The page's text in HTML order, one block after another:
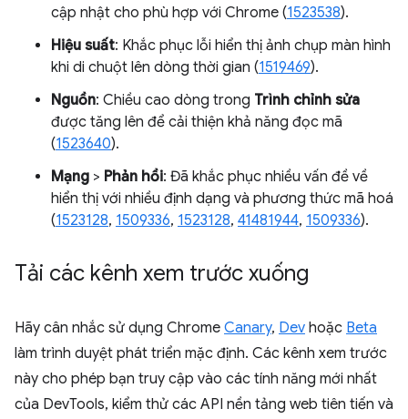
cập nhật cho phù hợp với Chrome (1523538).
Hiệu suất: Khắc phục lỗi hiển thị ảnh chụp màn hình
khi di chuột lên dòng thời gian (1519469).
Nguồn: Chiều cao dòng trong Trình chỉnh sửa
được tăng lên để cải thiện khả năng đọc mã
(1523640).
Mạng > Phản hồi: Đã khắc phục nhiều vấn đề về
hiển thị với nhiều định dạng và phương thức mã hoá
(1523128, 1509336, 1523128, 41481944, 1509336).
Tải các kênh xem trước xuống
Hãy cân nhắc sử dụng Chrome Canary, Dev hoặc Beta
làm trình duyệt phát triển mặc định. Các kênh xem trước
này cho phép bạn truy cập vào các tính năng mới nhất
của DevTools, kiểm thử các API nền tảng web tiên tiến và